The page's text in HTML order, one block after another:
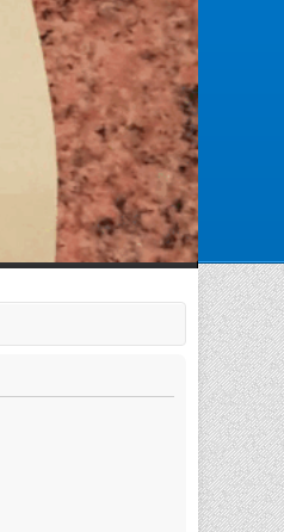
Zaloguj się
Zarejestruj się